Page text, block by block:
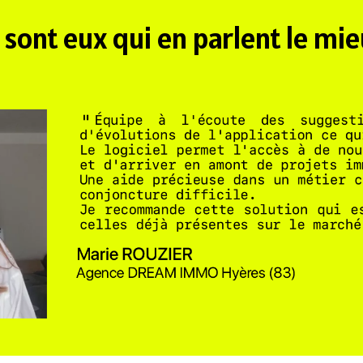
sont eux qui en parlent le